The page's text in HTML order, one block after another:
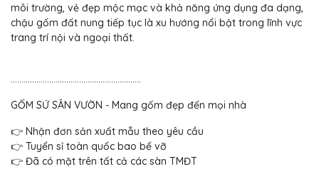
môi trường, vẻ đẹp mộc mạc và khả năng ứng dụng đa dạng,
chậu gốm đất nung tiếp tục là xu hướng nổi bật trong lĩnh vực
trang trí nội và ngoại thất.
.............................................................
GỐM SỨ SÂN VƯỜN - Mang gốm đẹp đến mọi nhà
👉 Nhận đơn sản xuất mẫu theo yêu cầu
👉 Tuyển sỉ toàn quốc bao bể vỡ
👉 Đã có mặt trên tất cả các sàn TMĐT